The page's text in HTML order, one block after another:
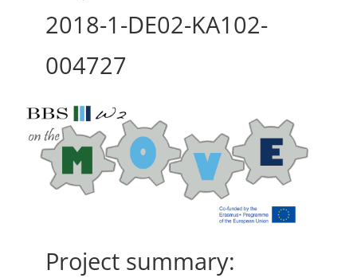
2018-1-DE02-KA102-
004727
Project summary: